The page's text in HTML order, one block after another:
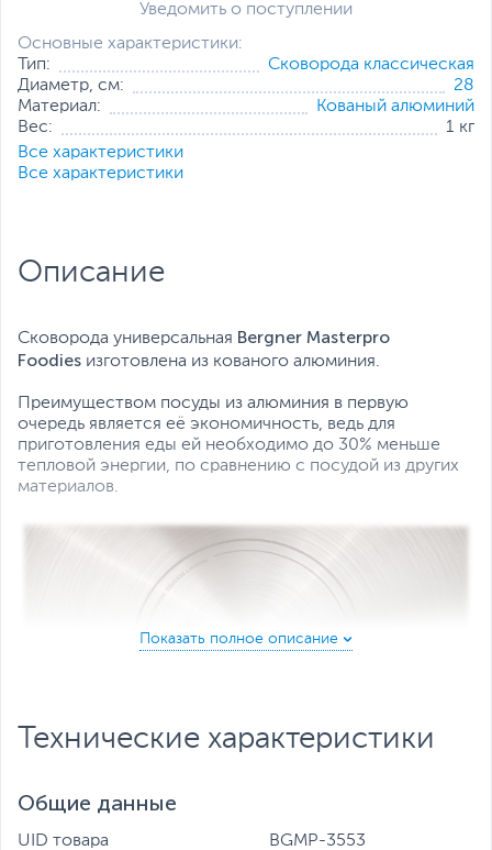
Основные характеристики:
Тип:
Cковорода классическая
Диаметр, см:
28
Материал:
Кованый алюминий
Вес:
1 кг
Все характеристики
Все характеристики
Уведомить о поступлении
Описание
Cковорода универсальная Bergner Masterpro
Foodies изготовлена из кованого алюминия.
Преимуществом посуды из алюминия в первую
очередь является её экономичность, ведь для
приготовления еды ей необходимо до 30% меньше
тепловой энергии, по сравнению с посудой из других
материалов.
В нем можно делать практически все, чтоб ваша семья
прогревается, что позволяет приступить к готовке
Технические характеристики
Общие данные
UID товара BGMP-3553